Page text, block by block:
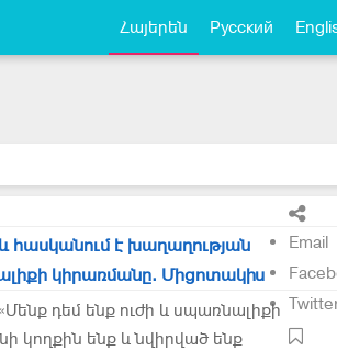
Հայերեն Русский
Email
հասկանում է խաղաղության
կիրառմանը. Միցոտակիս
«Մենք դեմ ենք ուժի և սպառնալիքի
կողքին ենք և նվիրված ենք